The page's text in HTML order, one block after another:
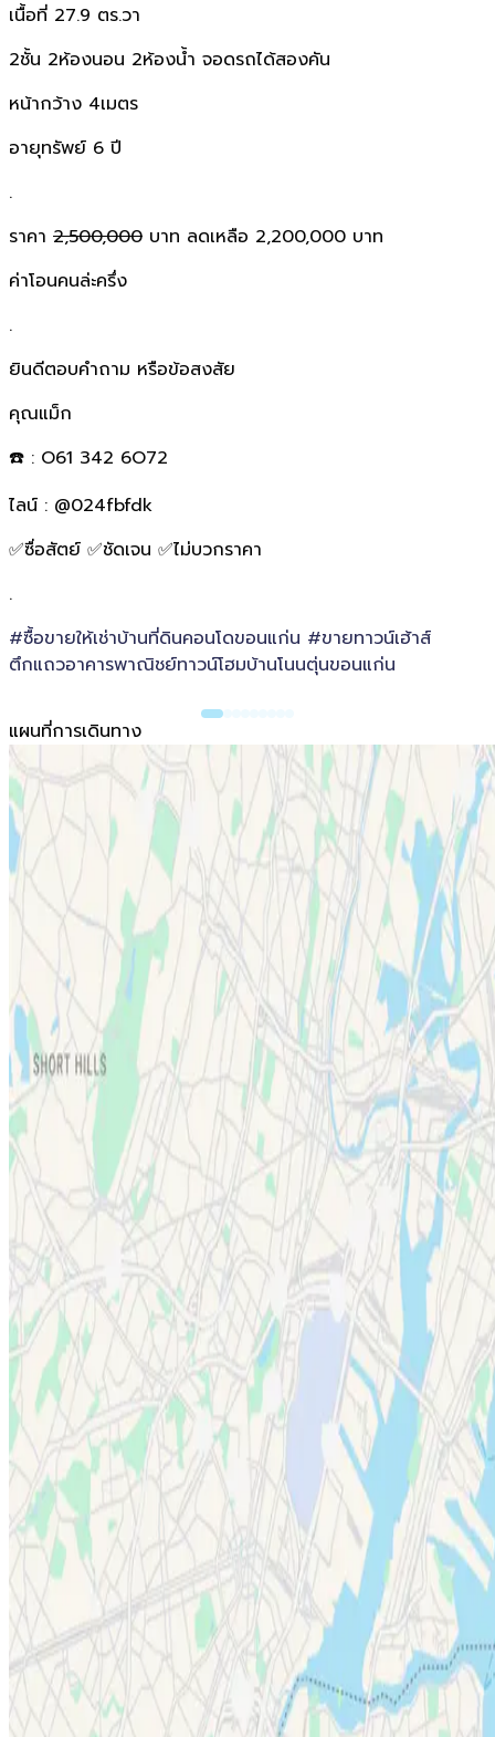
เนื้อที่ 27.9 ตร.วา
2ชั้น 2ห้องนอน 2ห้องน้ำ จอดรถได้สองคัน
หน้ากว้าง 4เมตร
อายุทรัพย์ 6 ปี
.
ราคา 2,500,000 บาท ลดเหลือ 2,200,000 บาท
ค่าโอนคนล่ะครึ่ง
.
ยินดีตอบคำถาม หรือข้อสงสัย
คุณแม็ก
☎️ : O61 342 6O72
ไลน์ : @024fbfdk
✅ซื่อสัตย์ ✅ชัดเจน ✅ไม่บวกราคา
.
#ซื้อขายให้เช่าบ้านที่ดินคอนโดขอนแก่น #ขายทาวน์เฮ้าส์
ตึกแถวอาคารพาณิชย์ทาวน์โฮมบ้านโนนตุ่นขอนแก่น
แผนที่การเดินทาง